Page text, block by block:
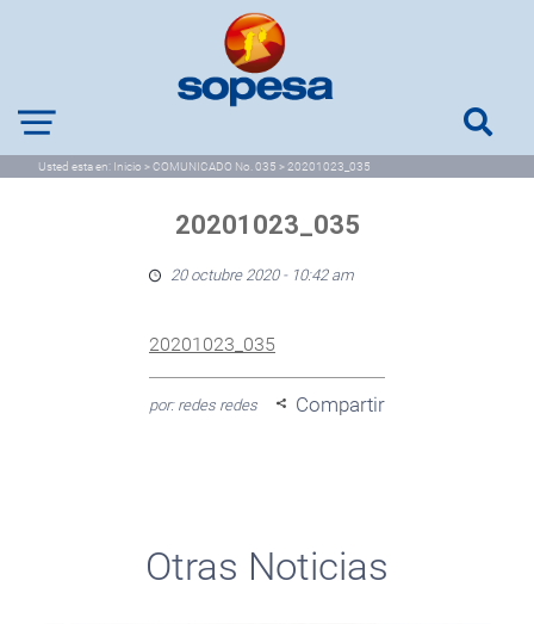
Usted esta en: Inicio > COMUNICADO No. 035 > 20201023_035
20201023_035
20 octubre 2020 - 10:42 am
20201023_035
por: redes redes Compartir
Otras Noticias